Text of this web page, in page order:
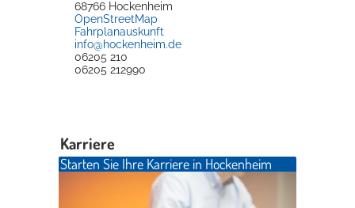
68766 Hockenheim
OpenStreetMap
Fahrplanauskunft
info@hockenheim.de
06205 210
06205 212990
Karriere
Starten Sie Ihre Karriere in Hockenheim